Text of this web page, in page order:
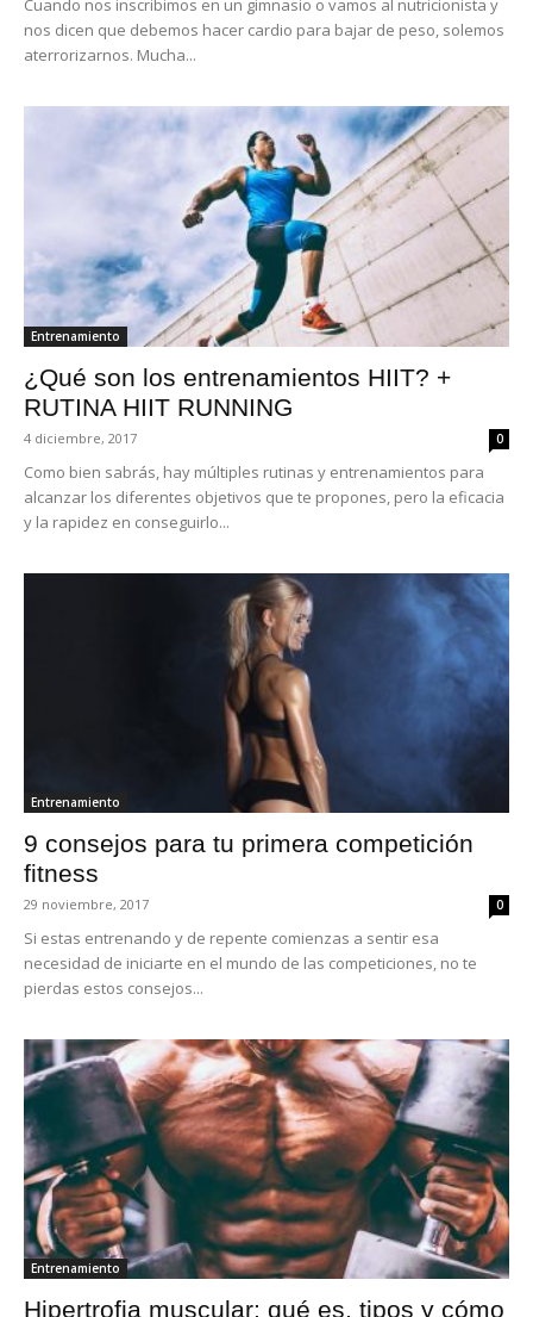
Cuando nos inscribimos en un gimnasio o vamos al nutricionista y
nos dicen que debemos hacer cardio para bajar de peso, solemos
aterrorizarnos. Mucha...
Entrenamiento
¿Qué son los entrenamientos HIIT? +
RUTINA HIIT RUNNING
4 diciembre, 2017 0
Como bien sabrás, hay múltiples rutinas y entrenamientos para
alcanzar los diferentes objetivos que te propones, pero la eficacia
y la rapidez en conseguirlo...
Entrenamiento
9 consejos para tu primera competición
fitness
29 noviembre, 2017 0
Si estas entrenando y de repente comienzas a sentir esa
necesidad de iniciarte en el mundo de las competiciones, no te
pierdas estos consejos...
Entrenamiento
Hipertrofia muscular: qué es, tipos y cómo